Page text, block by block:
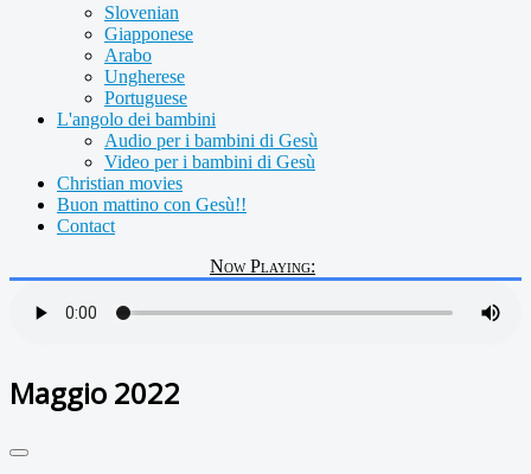
Slovenian
Giapponese
Arabo
Ungherese
Portuguese
L'angolo dei bambini
Audio per i bambini di Gesù
Video per i bambini di Gesù
Christian movies
Buon mattino con Gesù!!
Contact
Now Playing:
Maggio 2022